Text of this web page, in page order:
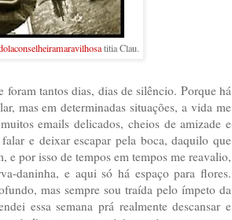
titia Clau.
foram tantos dias, dias de silêncio. Porque há
mas em determinadas situações, a vida me
emails delicados, cheios de amizade e
e deixar escapar pela boca, daquilo que
e por isso de tempos em tempos me reavalio,
daninha, e aqui só há espaço para flores.
mas sempre sou traída pelo ímpeto da
essa semana prá realmente descansar e